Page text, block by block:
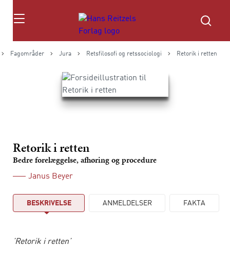
Søg
Fagområder Jura Retsfilosofi og retssociologi Retorik i retten
Retorik i retten
Bedre forelæggelse, afhøring og procedure
Janus Beyer
BESKRIVELSE ANMELDELSER FAKTA
’Retorik i retten’